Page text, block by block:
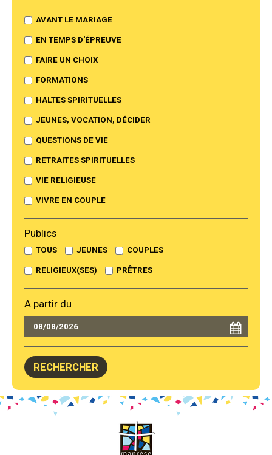
AVANT LE MARIAGE
EN TEMPS D'ÉPREUVE
FAIRE UN CHOIX
FORMATIONS
HALTES SPIRITUELLES
JEUNES, VOCATION, DÉCIDER
QUESTIONS DE VIE
RETRAITES SPIRITUELLES
VIE RELIGIEUSE
VIVRE EN COUPLE
Publics
TOUS JEUNES COUPLES
RELIGIEUX(SES) PRÊTRES
A partir du